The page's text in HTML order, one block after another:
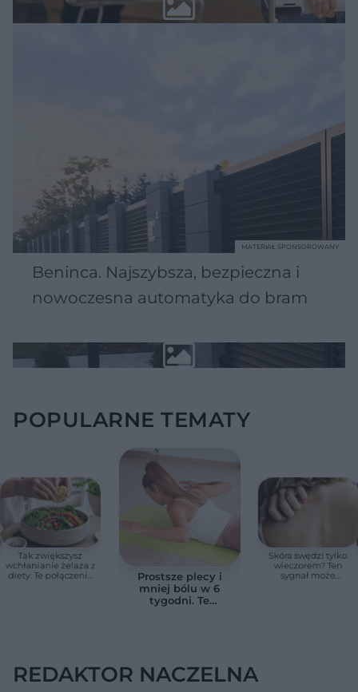
Beninca. Najszybsza, bezpieczna i
nowoczesna automatyka do bram
MATERIAŁ SPONSOROWANY
POPULARNE TEMATY
Tak zwiększysz
wchłanianie żelaza z
diety. Te połączenia
Prostsze plecy i
mniej bólu w 6
tygodni. Te
Skóra swędzi tylko
wieczorem? Ten
sygnał może
REDAKTOR NACZELNA